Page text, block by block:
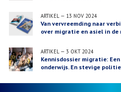
ARTIKEL— 13 NOV 2024
Van vervreemding naar
over migratie en asiel in de
ARTIKEL— 3 OKT 2024
Kennisdossier migratie:
onderwijs. En stevige